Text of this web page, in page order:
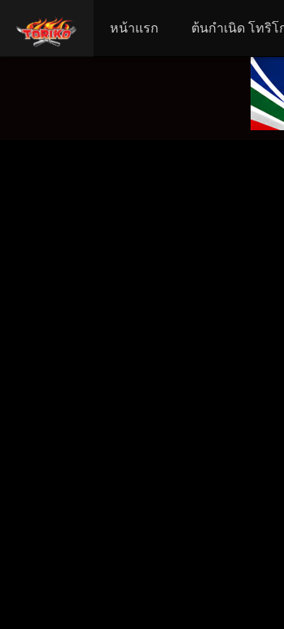
หน้าแรก ต้นกำเนิด โทริโ